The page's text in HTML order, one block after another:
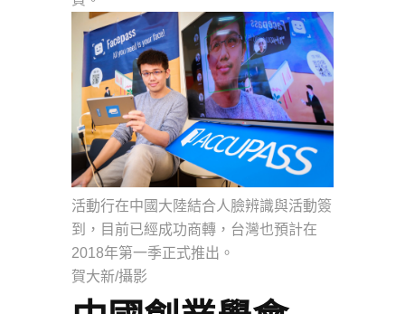
活動行在中國大陸結合人臉辨識與活動簽
到，目前已經成功商轉，台灣也預計在
2018年第一季正式推出。
賀大新/攝影